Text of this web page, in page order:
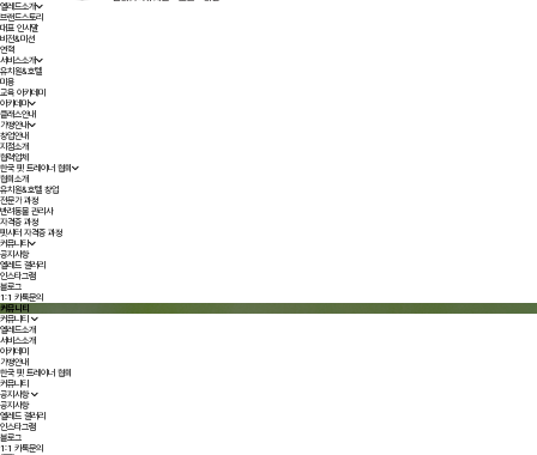
옐레드소개
브랜드스토리
대표 인사말
비전&미션
연혁
서비스소개
유치원&호텔
미용
교육 아카데미
아카데미
클래스안내
가맹안내
창업안내
지점소개
협력업체
한국 펫 트레이너 협회
협회소개
유치원&호텔 창업
전문가 과정
반려동물 관리사
자격증 과정
펫시터 자격증 과정
커뮤니티
공지사항
옐레드 갤러리
인스타그램
블로그
1:1 카톡문의
커뮤니티
커뮤니티
옐레드소개
서비스소개
아카데미
가맹안내
한국 펫 트레이너 협회
커뮤니티
공지사항
공지사항
옐레드 갤러리
인스타그램
블로그
1:1 카톡문의